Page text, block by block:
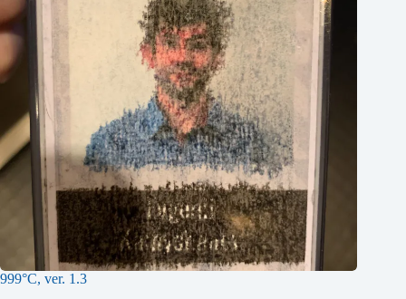
999°C, ver. 1.3